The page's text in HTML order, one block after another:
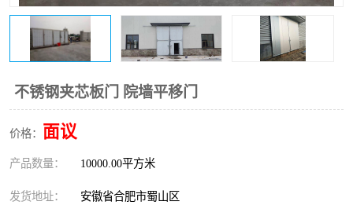
不锈钢夹芯板门 院墙平移门
价格： 面议
产品数量： 10000.00平方米
发货地址： 安徽省合肥市蜀山区